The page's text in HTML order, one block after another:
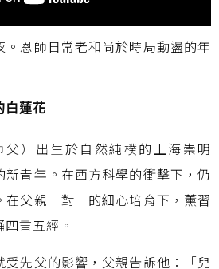
恩師日常老和尚於時局動盪的年
白蓮花
）出生於自然純樸的上海崇明
新青年。在西方科學的衝擊下，仍
父親一對一的細心培育下，薰習
書五經。
先父的影響，父親告訴他：「兒